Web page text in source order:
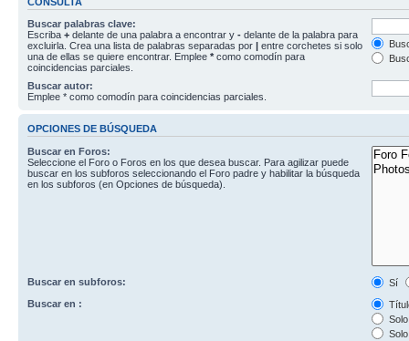
Buscar palabras clave:
Escriba + delante de una palabra a encontrar y - delante de la palabra para
excluirla. Crea una lista de palabras separadas por | entre corchetes si solo
una de ellas se quiere encontrar. Emplee * como comodín para
coincidencias parciales.
Buscar autor:
Emplee * como comodín para coincidencias parciales.
OPCIONES DE BÚSQUEDA
Buscar en Foros:
Seleccione el Foro o Foros en los que desea buscar. Para agilizar puede
buscar en los subforos seleccionando el Foro padre y habilitar la búsqueda
en los subforos (en Opciones de búsqueda).
Buscar en subforos:
Sí
Buscar en :